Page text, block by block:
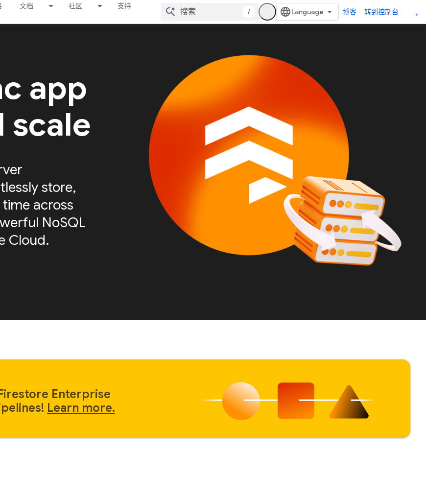
文档 社区 支持
/ 博客 转到控制台
app
scale
store,
across
NoSQL
Cloud.
Enterprise
Learn more.